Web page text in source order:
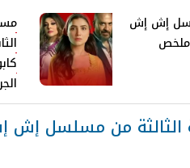
إش إش
الثالثة من مسلسل إش